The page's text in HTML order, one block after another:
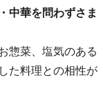
中華を問わずさま
惣菜、塩気のある
た料理との相性が